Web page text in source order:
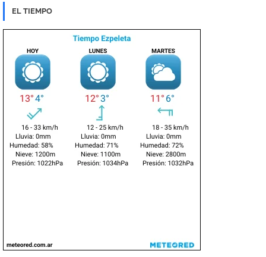
EL TIEMPO